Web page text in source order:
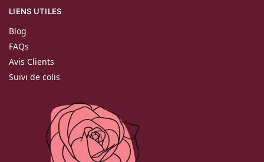
LIENS UTILES
Blog
FAQs
Avis Clients
Suivi de colis